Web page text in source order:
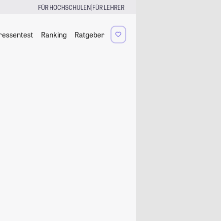
FÜR HOCHSCHULEN|FÜR LEHRER
Ranking Ratgeber